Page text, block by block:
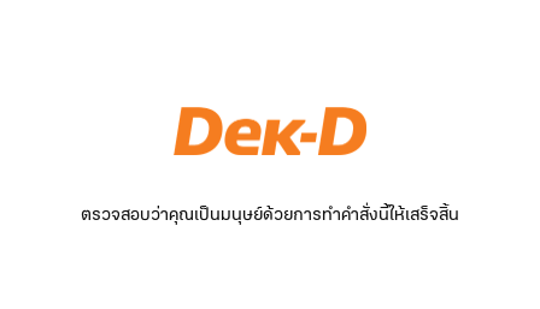
ตรวจสอบว่าคุณเป็นมนุษย์ด้วยการทำคำสั่งนี้ให้เสร็จสิ้น